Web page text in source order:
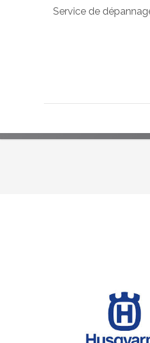
Service de